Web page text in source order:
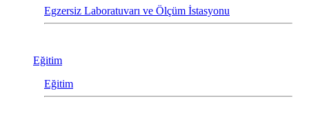
Egzersiz Laboratuvarı ve Ölçüm İstasyonu
Eğitim
Eğitim